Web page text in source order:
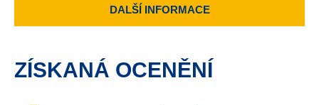
DALŠÍ INFORMACE
ZÍSKANÁ OCENĚNÍ